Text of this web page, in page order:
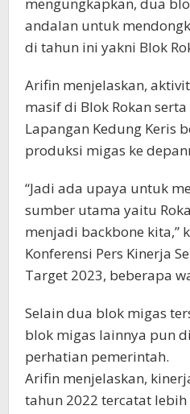
andalan untuk
di tahun ini yakni Blok
Arifin menjelaskan,
masif di Blok Rokan
Lapangan Kedung Keris
produksi migas ke
“Jadi ada upaya untuk
sumber utama yaitu
menjadi backbone kita,”
Konferensi Pers Kinerja
Target 2023, beberapa
Selain dua blok migas
blok migas lainnya pun
perhatian pemerintah.
Arifin menjelaskan,
tahun 2022 tercatat